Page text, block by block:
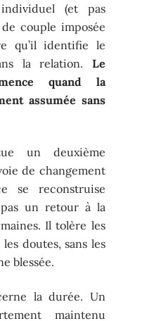
(et pas
couple imposée
qu’il identifie le
la relation. Le
quand la
assumée sans
un deuxième
de changement
se reconstruise
un retour à la
Il tolère les
doutes, sans les
blessée.
la durée. Un
maintenu